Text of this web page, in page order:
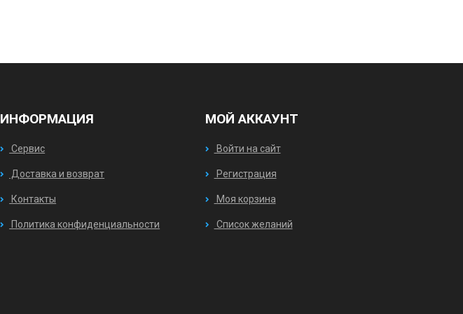
ИНФОРМАЦИЯ
Сервис
Доставка и возврат
Контакты
Политика конфиденциальности
МОЙ АККАУНТ
Войти на сайт
Регистрация
Моя корзина
Список желаний